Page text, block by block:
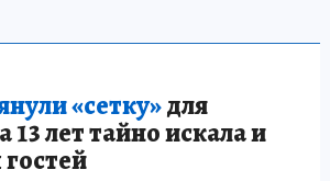
«сетку»для
лет тайно искала и